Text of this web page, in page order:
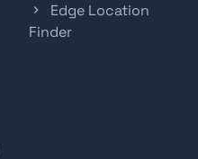
Edge Location
Finder